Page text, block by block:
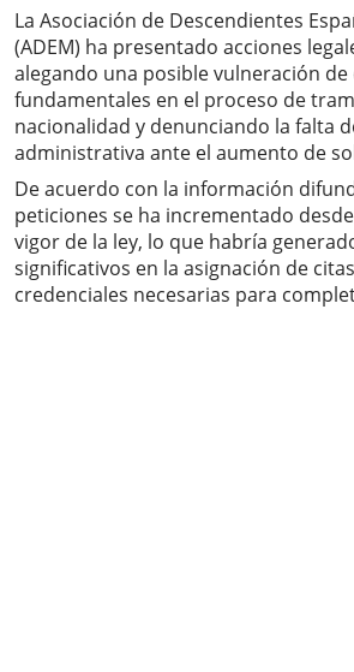
La Asociación de Descendientes
(ADEM) ha presentado acciones
alegando una posible vulneración de
fundamentales en el proceso de
nacionalidad y denunciando la falta
administrativa ante el aumento de
De acuerdo con la información
peticiones se ha incrementado
vigor de la ley, lo que habría
significativos en la asignación de
credenciales necesarias para